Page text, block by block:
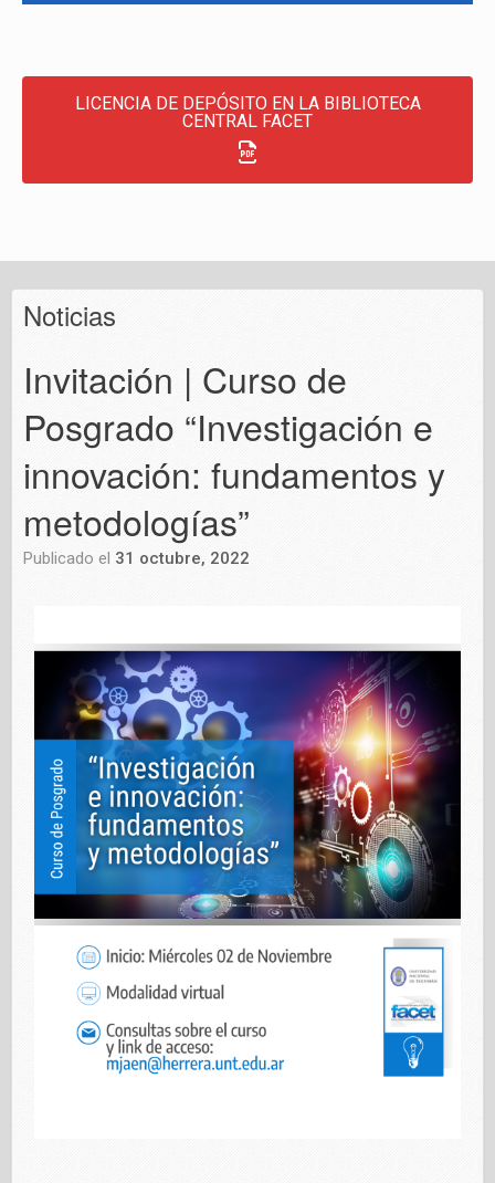
LICENCIA DE DEPÓSITO EN LA BIBLIOTECA
CENTRAL FACET
Noticias
Invitación | Curso de
Posgrado “Investigación e
innovación: fundamentos y
metodologías”
Publicado el 31 octubre, 2022